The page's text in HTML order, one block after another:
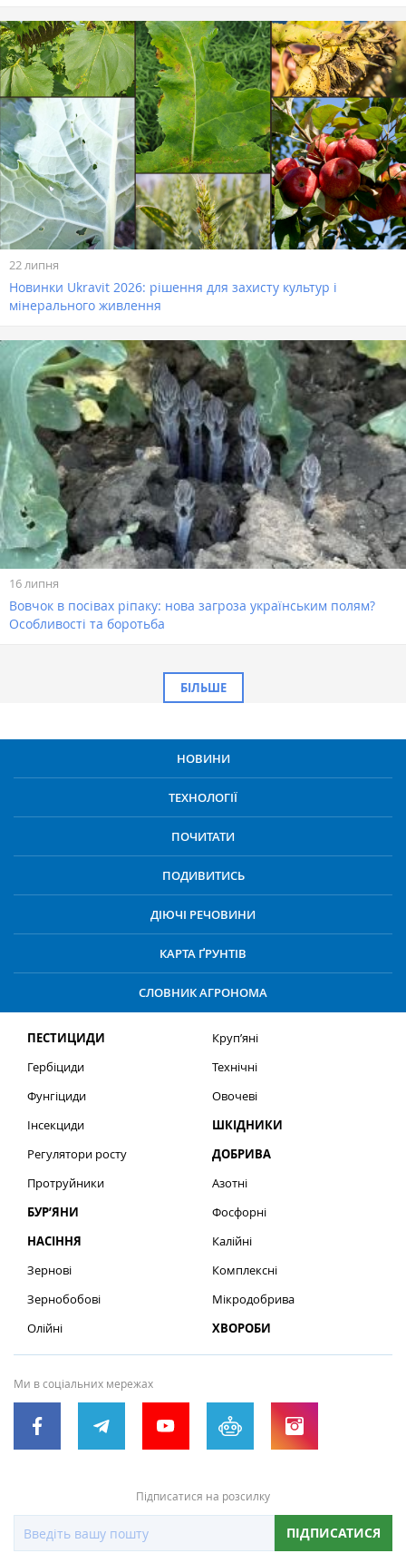
22 липня
Новинки Ukravit 2026: рішення для захисту культур і
мінерального живлення
16 липня
Вовчок в посівах ріпаку: нова загроза українським полям?
Особливості та боротьба
БІЛЬШЕ
НОВИНИ
ТЕХНОЛОГІЇ
ПОЧИТАТИ
ПОДИВИТИСЬ
ДІЮЧІ РЕЧОВИНИ
КАРТА ҐРУНТІВ
СЛОВНИК АГРОНОМА
ПЕСТИЦИДИ
Гербіциди
Фунгіциди
Інсекциди
Регулятори росту
Протруйники
БУР’ЯНИ
НАСІННЯ
Зернові
Зернобобові
Олійні
Круп’яні
Технічні
Овочеві
ШКІДНИКИ
ДОБРИВА
Азотні
Фосфорні
Калійні
Комплексні
Мікродобрива
ХВОРОБИ
Ми в соціальних мережах
Підписатися на розсилку
ПІДПИСАТИСЯ